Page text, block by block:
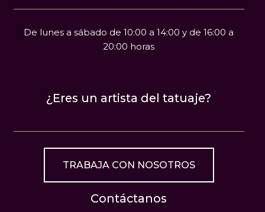
De lunes a sábado de 10:00 a 14:00 y de 16:00 a
20:00 horas
¿Eres un artista del tatuaje?
TRABAJA CON NOSOTROS
Contáctanos